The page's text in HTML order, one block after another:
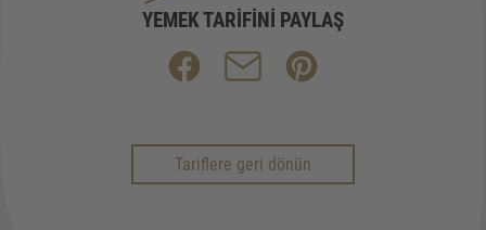
YEMEK TARIFINI PAYLAŞ
Tariflere geri dönün